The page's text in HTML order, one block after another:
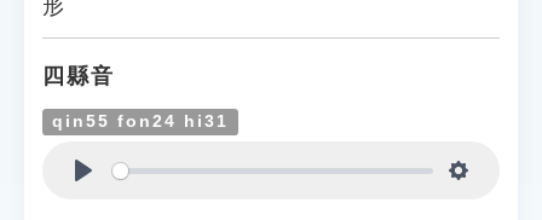
遊戲專區
教學應用
貓頭鷹博士
形
四縣音
qin55 fon24 hi31